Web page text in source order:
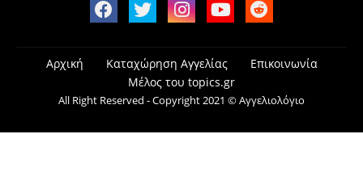
Αρχική Καταχώρηση Αγγελίας
Επικοινωνία
Μέλος του topics.gr
All Right Reserved - Copyright 2021 © Αγγελιολόγιο